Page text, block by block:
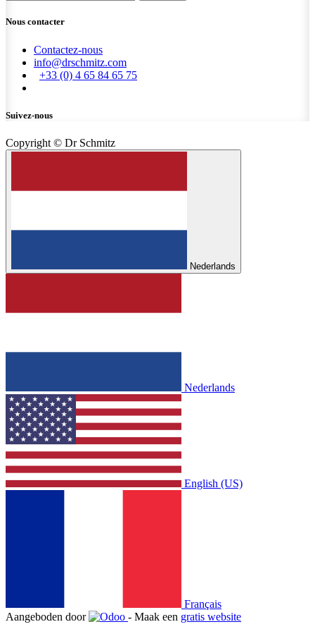
Nous contacter
Contactez-nous
info@drschmitz.com
+33 (0) 4 65 84 65 75
Suivez-nous
Copyright © Dr Schmitz
Nederlands
Nederlands
English (US)
Français
Aangeboden door
- Maak een gratis website